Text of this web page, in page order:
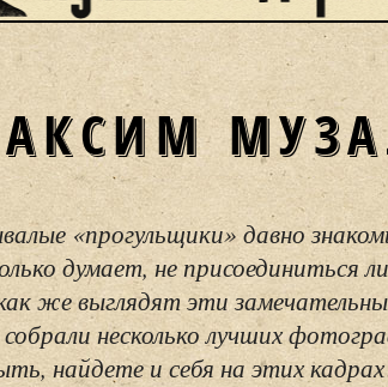
«прогульщики» давно
думает, не присоединиться
же выглядят эти
несколько лучших
найдете и себя на этих